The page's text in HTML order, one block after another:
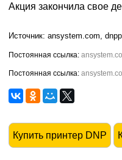
Акция закончила свое
ansystem.com,
Купить принтер DNP